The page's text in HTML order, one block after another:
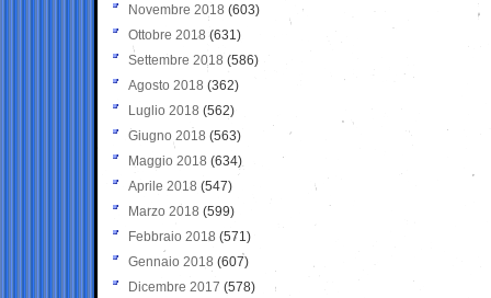
Novembre 2018 (603)
Ottobre 2018 (631)
Settembre 2018 (586)
Agosto 2018 (362)
Luglio 2018 (562)
Giugno 2018 (563)
Maggio 2018 (634)
Aprile 2018 (547)
Marzo 2018 (599)
Febbraio 2018 (571)
Gennaio 2018 (607)
Dicembre 2017 (578)